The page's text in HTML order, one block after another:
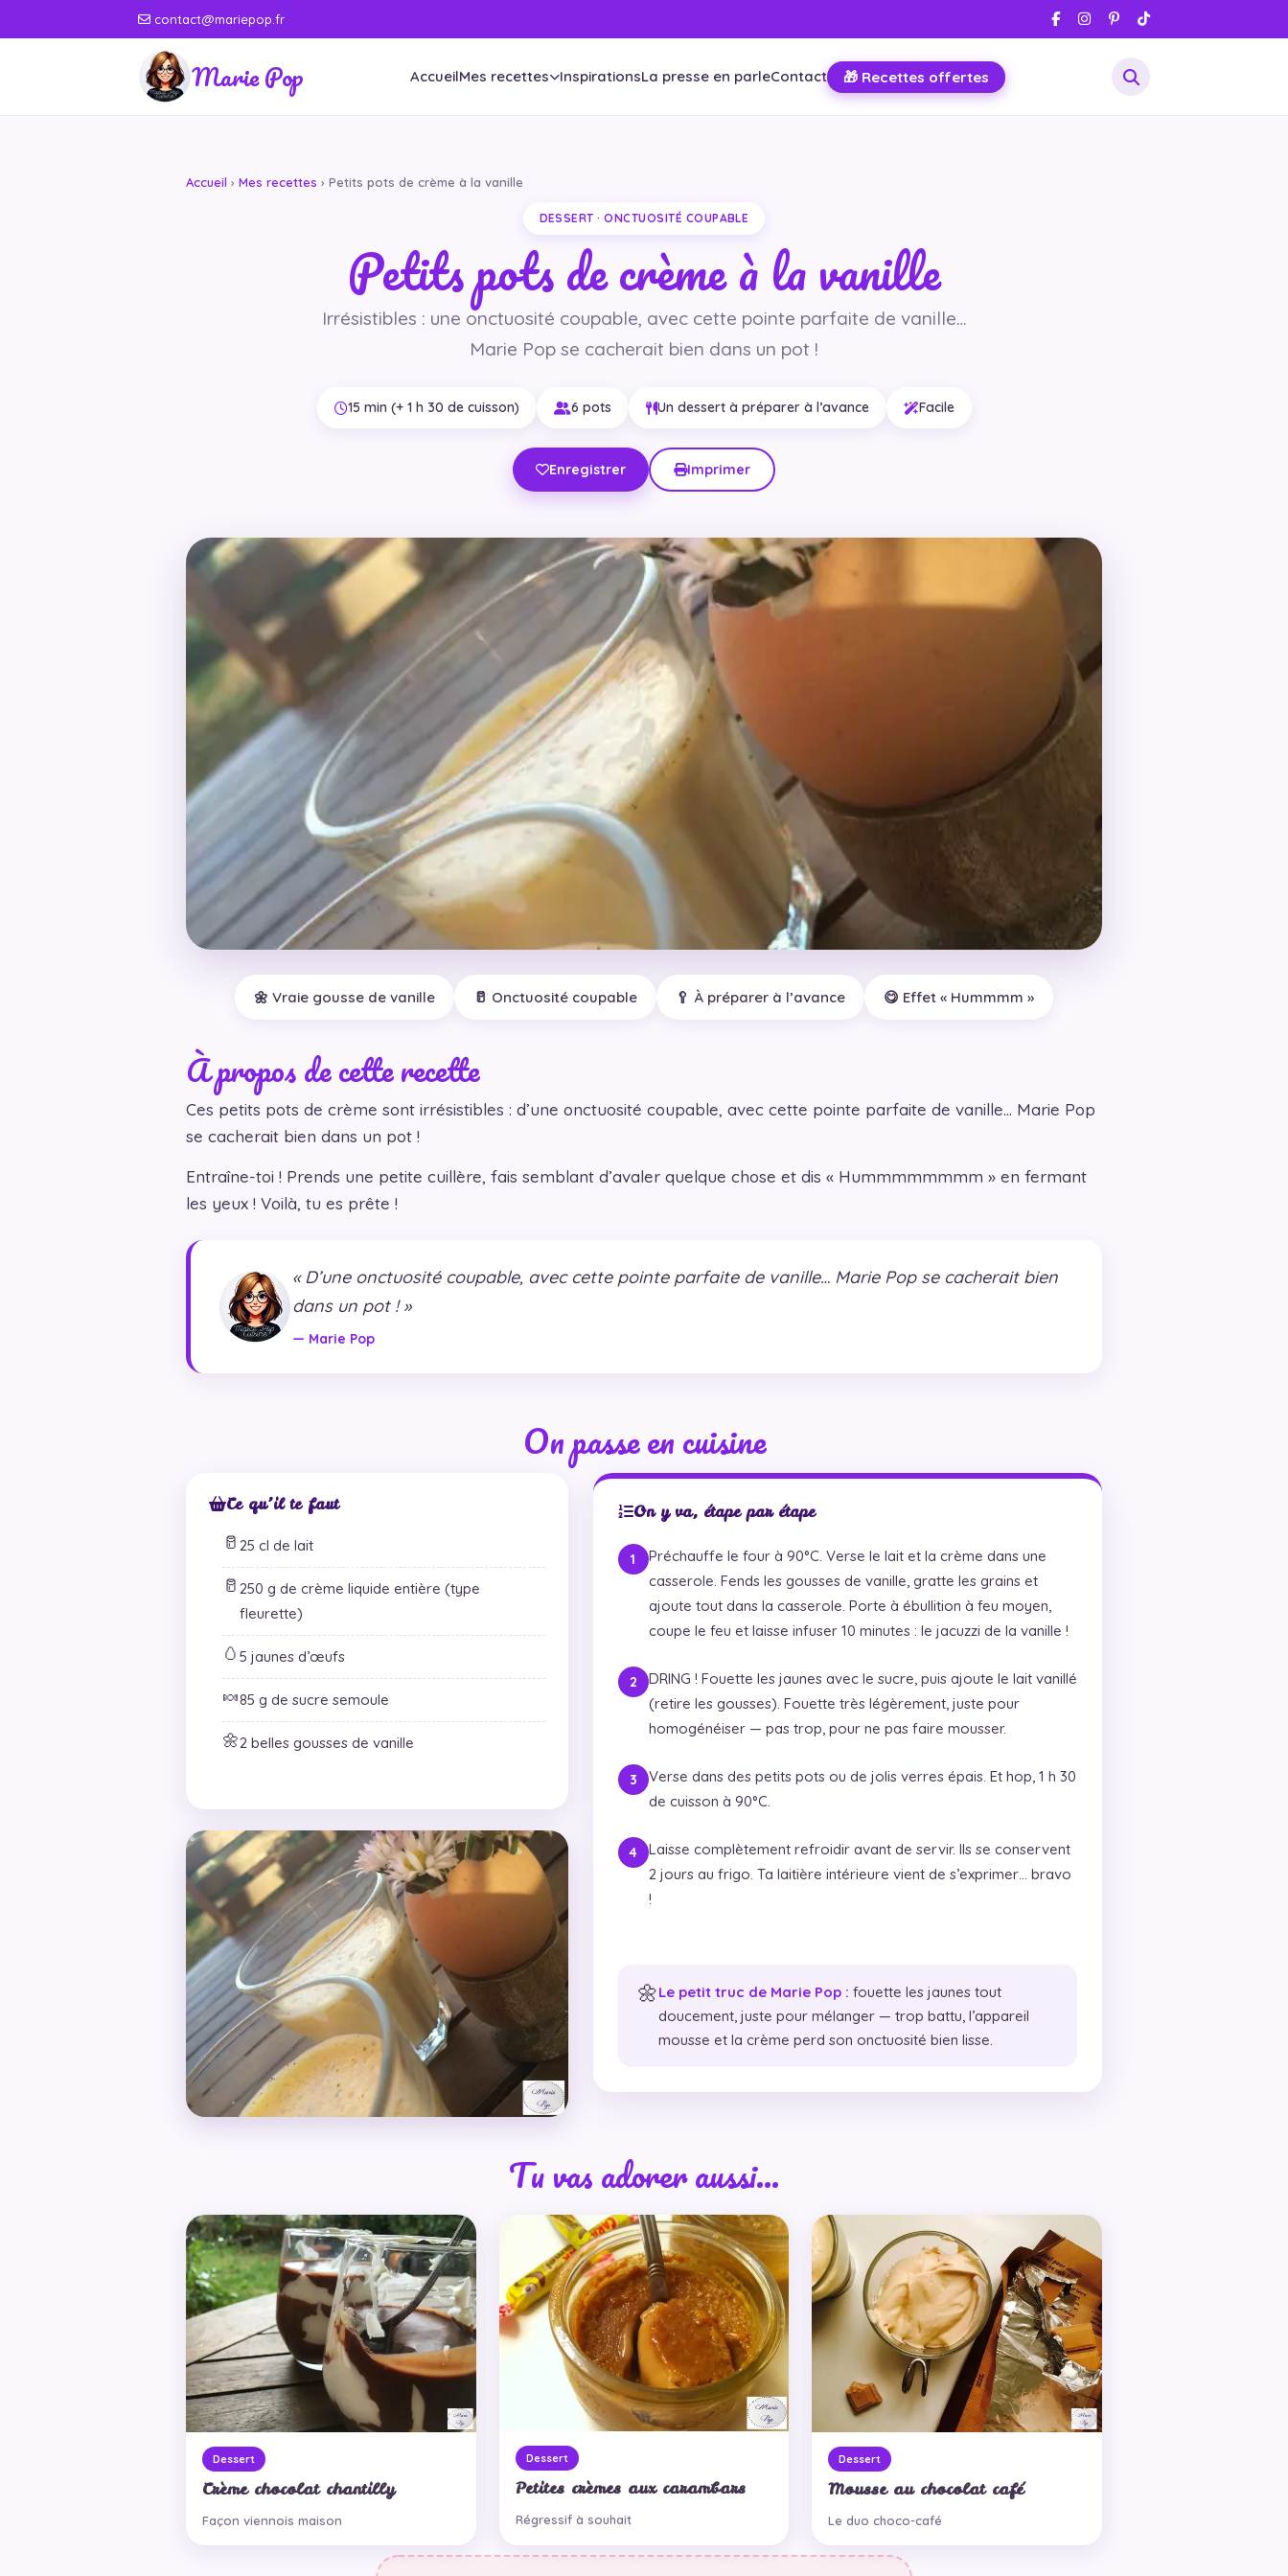
contact@mariepop.fr
Marie Pop AccueilMes recettes InspirationsLa presse en parleContact 🎁 Recettes offertes
Accueil › Mes recettes › Petits pots de crème à la vanille
DESSERT · ONCTUOSITÉ COUPABLE
Petits pots de crème à la vanille
Irrésistibles : une onctuosité coupable, avec cette pointe parfaite de vanille…
Marie Pop se cacherait bien dans un pot !
15 min (+ 1 h 30 de cuisson) 6 pots Un dessert à préparer à l’avance Facile
Enregistrer Imprimer
🌼 Vraie gousse de vanille 🥛 Onctuosité coupable 🥄 À préparer à l’avance 😋 Effet « Hummmm »
À propos de cette recette
Ces petits pots de crème sont irrésistibles : d’une onctuosité coupable, avec cette pointe parfaite de vanille… Marie Pop
se cacherait bien dans un pot !
Entraîne-toi ! Prends une petite cuillère, fais semblant d’avaler quelque chose et dis « Hummmmmmmm » en fermant
les yeux ! Voilà, tu es prête !
« D’une onctuosité coupable, avec cette pointe parfaite de vanille… Marie Pop se cacherait bien
dans un pot ! »
— Marie Pop
On passe en cuisine
Ce qu’il te faut
🥛 25 cl de lait
🥛 250 g de crème liquide entière (type
fleurette)
🥚 5 jaunes d’œufs
🍬85 g de sucre semoule
🌼2 belles gousses de vanille
On y va, étape par étape
Préchauffe le four à 90°C. Verse le lait et la crème dans une
casserole. Fends les gousses de vanille, gratte les grains et
ajoute tout dans la casserole. Porte à ébullition à feu moyen,
coupe le feu et laisse infuser 10 minutes : le jacuzzi de la vanille !
DRING ! Fouette les jaunes avec le sucre, puis ajoute le lait vanillé
(retire les gousses). Fouette très légèrement, juste pour
homogénéiser — pas trop, pour ne pas faire mousser.
Verse dans des petits pots ou de jolis verres épais. Et hop, 1 h 30
de cuisson à 90°C.
Laisse complètement refroidir avant de servir. Ils se conservent
2 jours au frigo. Ta laitière intérieure vient de s’exprimer… bravo
!
🌼Le petit truc de Marie Pop : fouette les jaunes tout
doucement, juste pour mélanger — trop battu, l’appareil
mousse et la crème perd son onctuosité bien lisse.
Tu vas adorer aussi…
Dessert
Crème chocolat chantilly
Façon viennois maison
Dessert
Petites crèmes aux carambars
Régressif à souhait
Dessert
Mousse au chocolat café
Le duo choco-café